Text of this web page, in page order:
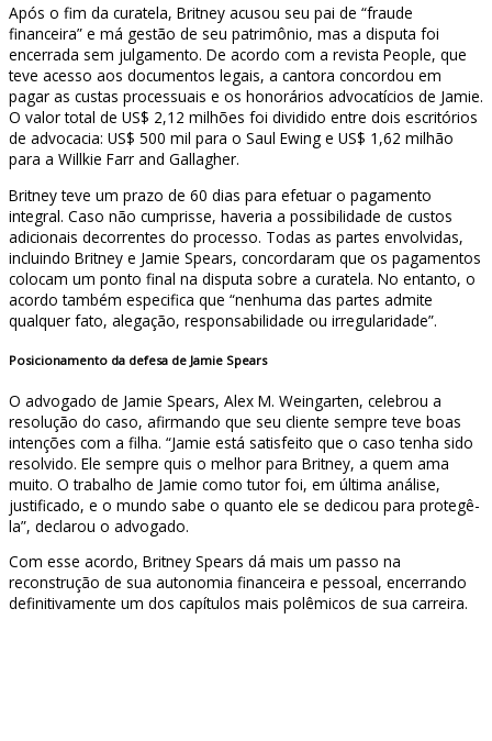
Após o fim da curatela, Britney acusou seu pai de “fraude
financeira” e má gestão de seu patrimônio, mas a disputa foi
encerrada sem julgamento. De acordo com a revista People, que
teve acesso aos documentos legais, a cantora concordou em
pagar as custas processuais e os honorários advocatícios de Jamie.
O valor total de US$ 2,12 milhões foi dividido entre dois escritórios
de advocacia: US$ 500 mil para o Saul Ewing e US$ 1,62 milhão
para a Willkie Farr and Gallagher.
Britney teve um prazo de 60 dias para efetuar o pagamento
integral. Caso não cumprisse, haveria a possibilidade de custos
adicionais decorrentes do processo. Todas as partes envolvidas,
incluindo Britney e Jamie Spears, concordaram que os pagamentos
colocam um ponto final na disputa sobre a curatela. No entanto, o
acordo também especifica que “nenhuma das partes admite
qualquer fato, alegação, responsabilidade ou irregularidade”.
Posicionamento da defesa de Jamie Spears
O advogado de Jamie Spears, Alex M. Weingarten, celebrou a
resolução do caso, afirmando que seu cliente sempre teve boas
intenções com a filha. “Jamie está satisfeito que o caso tenha sido
resolvido. Ele sempre quis o melhor para Britney, a quem ama
muito. O trabalho de Jamie como tutor foi, em última análise,
justificado, e o mundo sabe o quanto ele se dedicou para protegê-
la”, declarou o advogado.
Com esse acordo, Britney Spears dá mais um passo na
reconstrução de sua autonomia financeira e pessoal, encerrando
definitivamente um dos capítulos mais polêmicos de sua carreira.